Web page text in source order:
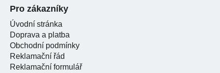
Pro zákazníky
Úvodní stránka
Doprava a platba
Obchodní podmínky
Reklamační řád
Reklamační formulář